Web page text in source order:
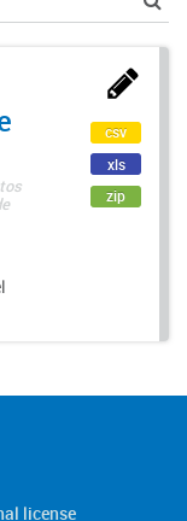
csv
xls
zip
license